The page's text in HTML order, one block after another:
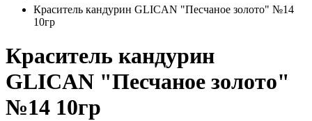
Краситель кандурин GLICAN "Песчаное золото" №14
10гр
Краситель кандурин
GLICAN "Песчаное золото"
№14 10гр